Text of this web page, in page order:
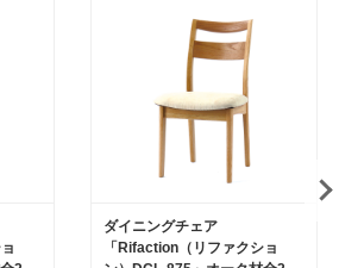
ダイニングチェア
「Rifaction（リファクショ